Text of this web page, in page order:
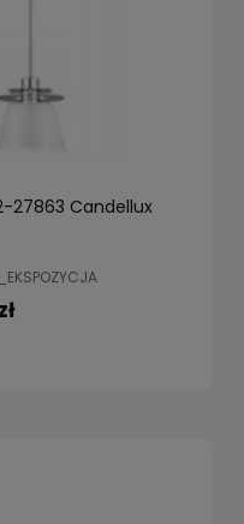
27863 Candellux